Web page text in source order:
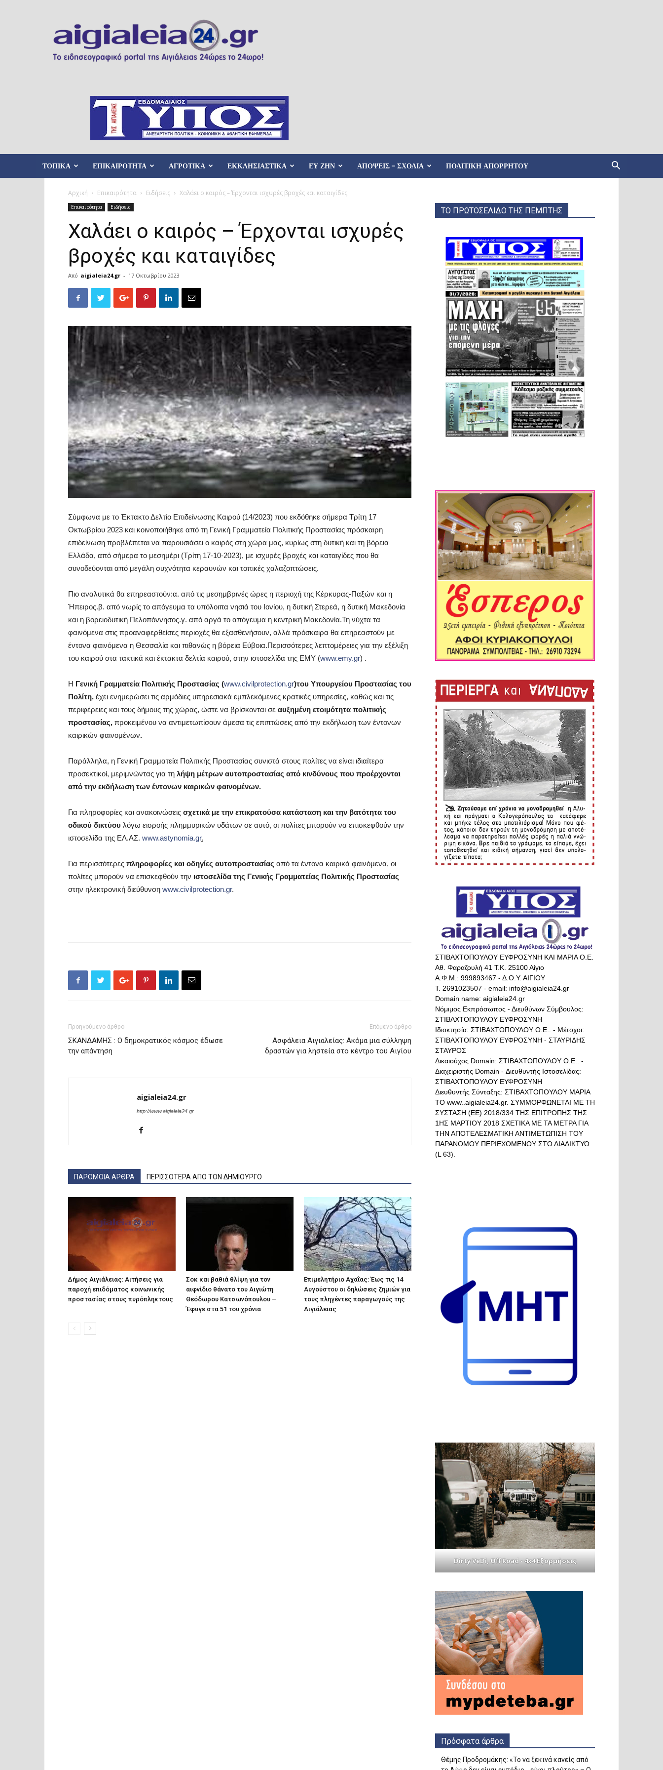
ΤΟΠΙΚΑ ΕΠΙΚΑΙΡΟΤΗΤΑ ΑΓΡΟΤΙΚΑ ΕΚΚΛΗΣΙΑΣΤΙΚΑ ΕΥ ΖΗΝ ΑΠΟΨΕΙΣ – ΣΧΟΛΙΑ ΠΟΛΙΤΙΚΉ ΑΠΟΡΡΉΤΟΥ
Αρχική Επικαιρότητα Ειδήσεις Χαλάει ο καιρός – Έρχονται ισχυρές βροχές και καταιγίδες
Επικαιρότητα Ειδήσεις
Χαλάει ο καιρός – Έρχονται ισχυρές
βροχές και καταιγίδες
Από aigialeia24.gr - 17 Οκτωβρίου 2023
Σύμφωνα με το Έκτακτο Δελτίο Επιδείνωσης Καιρού (14/2023) που εκδόθηκε σήμερα Τρίτη 17
Οκτωβρίου 2023 και κοινοποιήθηκε από τη Γενική Γραμματεία Πολιτικής Προστασίας πρόσκαιρη
επιδείνωση προβλέπεται να παρουσιάσει ο καιρός στη χώρα μας, κυρίως στη δυτική και τη βόρεια
Ελλάδα, από σήμερα το μεσημέρι (Τρίτη 17-10-2023), με ισχυρές βροχές και καταιγίδες που θα
συνοδεύονται από μεγάλη συχνότητα κεραυνών και τοπικές χαλαζοπτώσεις.
Πιο αναλυτικά θα επηρεαστούν:α. από τις μεσημβρινές ώρες η περιοχή της Κέρκυρας-Παξών και η
Ήπειρος.β. από νωρίς το απόγευμα τα υπόλοιπα νησιά του Ιονίου, η δυτική Στερεά, η δυτική Μακεδονία
και η βορειοδυτική Πελοπόννησος.γ. από αργά το απόγευμα η κεντρική Μακεδονία.Τη νύχτα τα
φαινόμενα στις προαναφερθείσες περιοχές θα εξασθενήσουν, αλλά πρόσκαιρα θα επηρεαστούν με
έντονα φαινόμενα η Θεσσαλία και πιθανώς η βόρεια Εύβοια.Περισσότερες λεπτομέρειες για την εξέλιξη
του καιρού στα τακτικά και έκτακτα δελτία καιρού, στην ιστοσελίδα της ΕΜΥ (www.emy.gr) .
Η Γενική Γραμματεία Πολιτικής Προστασίας (www.civilprotection.gr)του Υπουργείου Προστασίας του
Πολίτη, έχει ενημερώσει τις αρμόδιες υπηρεσιακά εμπλεκόμενες κρατικές υπηρεσίες, καθώς και τις
περιφέρειες και τους δήμους της χώρας, ώστε να βρίσκονται σε αυξημένη ετοιμότητα πολιτικής
προστασίας, προκειμένου να αντιμετωπίσουν άμεσα τις επιπτώσεις από την εκδήλωση των έντονων
καιρικών φαινομένων.
Παράλληλα, η Γενική Γραμματεία Πολιτικής Προστασίας συνιστά στους πολίτες να είναι ιδιαίτερα
προσεκτικοί, μεριμνώντας για τη λήψη μέτρων αυτοπροστασίας από κινδύνους που προέρχονται
από την εκδήλωση των έντονων καιρικών φαινομένων.
Για πληροφορίες και ανακοινώσεις σχετικά με την επικρατούσα κατάσταση και την βατότητα του
οδικού δικτύου λόγω εισροής πλημμυρικών υδάτων σε αυτό, οι πολίτες μπορούν να επισκεφθούν την
ιστοσελίδα της ΕΛ.ΑΣ. www.astynomia.gr.
Για περισσότερες πληροφορίες και οδηγίες αυτοπροστασίας από τα έντονα καιρικά φαινόμενα, οι
πολίτες μπορούν να επισκεφθούν την ιστοσελίδα της Γενικής Γραμματείας Πολιτικής Προστασίας
στην ηλεκτρονική διεύθυνση www.civilprotection.gr.
Προηγούμενο άρθρο
ΣΚΑΝΔΑΜΗΣ : Ο δημοκρατικός κόσμος έδωσε
την απάντηση
Επόμενο άρθρο
Ασφάλεια Αιγιαλείας: Ακόμα μια σύλληψη
δραστών για ληστεία στο κέντρο του Αιγίου
aigialeia24.gr
http://www.aigialeia24.gr
ΠΑΡΟΜΟΙΑ ΑΡΘΡΑ ΠΕΡΙΣΣΟΤΕΡΑ ΑΠΟ ΤΟΝ ΔΗΜΙΟΥΡΓΟ
Δήμος Αιγιάλειας: Αιτήσεις για
παροχή επιδόματος κοινωνικής
προστασίας στους πυρόπληκτους
Σοκ και βαθιά θλίψη για τον
αιφνίδιο θάνατο του Αιγιώτη
Θεόδωρου Κατσωνόπουλου –
Έφυγε στα 51 του χρόνια
Επιμελητήριο Αχαΐας: Έως τις 14
Αυγούστου οι δηλώσεις ζημιών για
τους πληγέντες παραγωγούς της
Αιγιάλειας
ΤΟ ΠΡΩΤΟΣΕΛΙΔΟ ΤΗΣ ΠΕΜΠΤΗΣ
ΣΤΙΒΑΧΤΟΠΟΥΛΟΥ ΕΥΦΡΟΣΥΝΗ ΚΑΙ ΜΑΡΙΑ Ο.Ε.
Αθ. Φαραζουλή 41 Τ.Κ. 25100 Αίγιο
Α.Φ.Μ.: 999893467 - Δ.Ο.Υ. ΑΙΓΙΟΥ
Τ. 2691023507 - email: info@aigialeia24.gr
Domain name: aigialeia24.gr
Νόμιμος Εκπρόσωπος - Διευθύνων Σύμβουλος:
ΣΤΙΒΑΧΤΟΠΟΥΛΟΥ ΕΥΦΡΟΣΥΝΗ
Ιδιοκτησία: ΣΤΙΒΑΧΤΟΠΟΥΛΟΥ Ο.Ε.. - Μέτοχοι:
ΣΤΙΒΑΧΤΟΠΟΥΛΟΥ ΕΥΦΡΟΣΥΝΗ - ΣΤΑΥΡΙΔΗΣ
ΣΤΑΥΡΟΣ
Δικαιούχος Domain: ΣΤΙΒΑΧΤΟΠΟΥΛΟΥ Ο.Ε.. -
Διαχειριστής Domain - Διευθυντής Ιστοσελίδας:
ΣΤΙΒΑΧΤΟΠΟΥΛΟΥ ΕΥΦΡΟΣΥΝΗ
Διευθυντής Σύνταξης: ΣΤΙΒΑΧΤΟΠΟΥΛΟΥ ΜΑΡΙΑ
ΤΟ www..aigialeia24.gr. ΣΥΜΜΟΡΦΩΝΕΤΑΙ ΜΕ ΤΗ
ΣΥΣΤΑΣΗ (ΕΕ) 2018/334 ΤΗΣ ΕΠΙΤΡΟΠΗΣ ΤΗΣ
1ΗΣ ΜΑΡΤΙΟΥ 2018 ΣΧΕΤΙΚΑ ΜΕ ΤΑ ΜΕΤΡΑ ΓΙΑ
ΤΗΝ ΑΠΟΤΕΛΕΣΜΑΤΙΚΗ ΑΝΤΙΜΕΤΩΠΙΣΗ ΤΟΥ
ΠΑΡΑΝΟΜΟΥ ΠΕΡΙΕΧΟΜΕΝΟΥ ΣΤΟ ΔΙΑΔΙΚΤΥΟ
(L 63).
Dirty VeDi, Off Road - 4x4 Εξορμήσεις
Πρόσφατα άρθρα
Θέμης Προδρομάκης: «Το να ξεκινά κανείς από